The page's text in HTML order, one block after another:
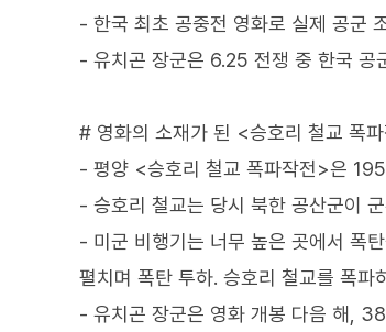
- 한국 최초 공중전 영화로 실제 공군
- 유치곤 장군은 6.25 전쟁 중 한국 공
# 영화의 소재가 된 <승호리 철교 폭
- 평양 <승호리 철교 폭파작전>은
- 승호리 철교는 당시 북한 공산군이
- 미군 비행기는 너무 높은 곳에서 폭
펼치며 폭탄 투하. 승호리 철교를 폭파
- 유치곤 장군은 영화 개봉 다음 해,